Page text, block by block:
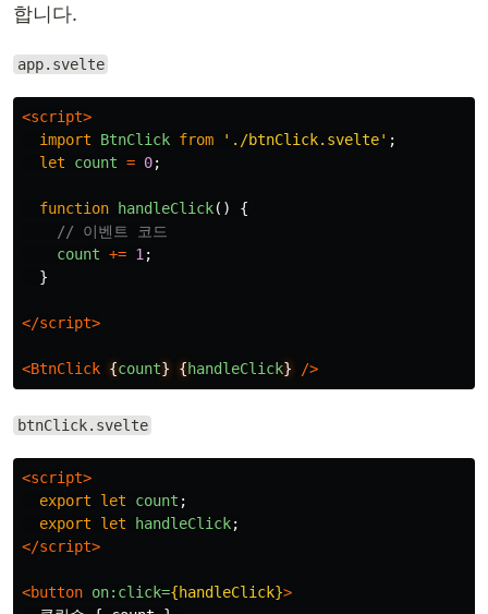
합니다.
app.svelte
<script>
import
BtnClick from ' ./btnClick.svelte' ;
let
count = 0;
function handleClick()
{
// 이벤트 코드
count += 1 ;
}
</script>
<BtnClick {count} {handleClick} />
btnClick.svelte
<script>
export
let count ;
export
let handleClick;
</script>
<button on:click={handleClick}>